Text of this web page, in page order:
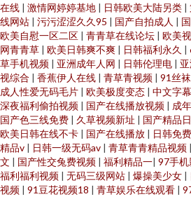
在线 | 激情网婷婷基地 | 日韩欧美大陆另类 |
线网站 | 污污涩涩久久95 | 国产自拍成人 |
欧美自慰一区二区 | 青青草在线论坛 | 欧美
网青青草 | 欧美日韩爽不爽 | 日韩福利永久 |
草手机视频 | 亚洲成年人网 | 日韩伦理电 |
视综合 | 香蕉伊人在线 | 青草青视频 | 91丝
成人性爱无码毛片 | 欧美极度变态 | 中文字
深夜福利偷拍视频 | 国产在线播放视频 | 成
国产色三线免费 | 久草视频新址 | 国产精品
欧美日韩在线不卡 | 国产在线播放 | 日韩免
精品v | 日韩一级无码av | 青草青青精品视频 |
文 | 国产性交兔费视频 | 福利精品一| 97手机
福利福利视频 | 无码三级网站 | 爆操美少女 |
视频 | 91豆花视频18 | 青草娱乐在线观看 |